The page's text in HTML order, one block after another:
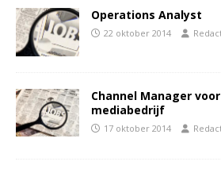
Operations Analyst
22 oktober 2014
Channel Manager
mediabedrijf
17 oktober 2014